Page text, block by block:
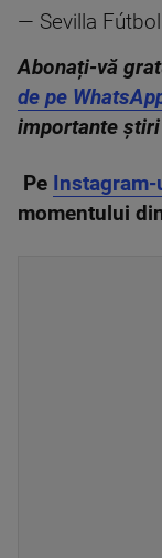
— Sevilla
Abonați-vă
de pe
importante
Pe
momentului